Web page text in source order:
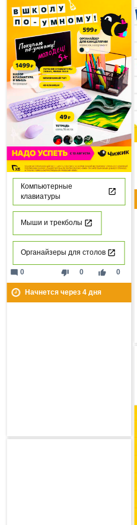
Компьютерные
клавиатуры
Мыши и трекболы
Органайзеры для столов
thumb_down 0 thumb_up 0
mode_comment 0
Начнется через 4дня